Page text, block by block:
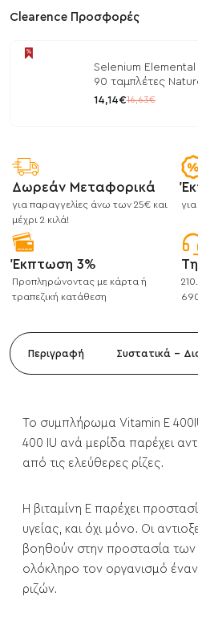
Clearence Προσφορές
Selenium
90 ταμπλέτες
/ Μέταλλα
14,14€16,63€
Δωρεάν Μεταφορικά
για παραγγελίες άνω των 25€ και
μέχρι 2 κιλά!
Έκπτωση 3%
Προπληρώνοντας με κάρτα ή
τραπεζική κατάθεση
Περιγραφή Συστατικά -
Το συμπλήρωμα Vitamin E
400 IU ανά μερίδα παρέχει
από τις ελεύθερες ρίζες.
Η βιταμίνη Ε παρέχει
υγείας, και όχι μόνο. Οι
βοηθούν στην προστασία των
ολόκληρο τον οργανισμό
ριζών.